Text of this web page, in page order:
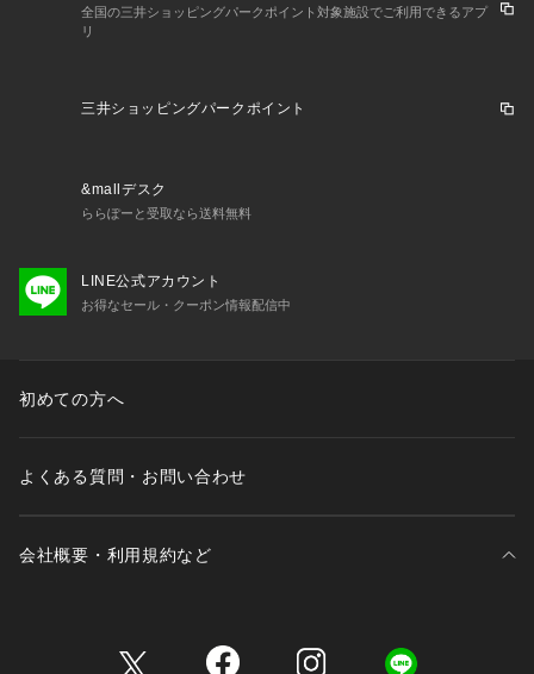
め、多少の誤差が生じる場合がございます。
※一部商品において弊社カラー表記がメーカーカラー表記と異
商品の色味が若干異なる場合があります。
い。ナイキ NIKE スーパースポーツゼビオ ゼビオ Super Spor
ts XEBIO スウェット スウェットパンツ ボトム Men's Mens
out25ss 2025w_sale_nike 防寒 起毛 フリース 26nyspp
全国の三井ショッピングパークポイント対象施設でご利用できるアプ
リ
三井ショッピングパークポイント
&mallデスク
ららぽーと受取なら送料無料
LINE公式アカウント
お得なセール・クーポン情報配信中
初めての方へ
よくある質問・お問い合わせ
会社概要・利用規約など